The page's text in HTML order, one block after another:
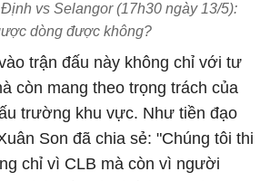
vs Selangor (17h30 ngày 13/5):
dòng được không?
trận đấu này không chỉ với tư
còn mang theo trọng trách của
trường khu vực. Như tiền đạo
Son đã chia sẻ: "Chúng tôi thi
chỉ vì CLB mà còn vì người